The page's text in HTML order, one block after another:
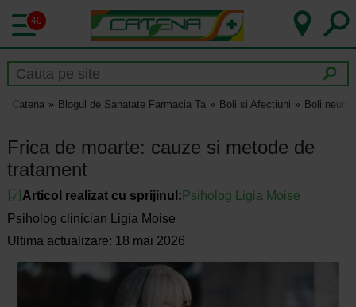
40
Catena Blogul de Sanatate Farmacia Ta Boli si Afectiuni Boli
Frica de moarte: cauze si metode de
tratament
Articol realizat cu sprijinul: Psiholog Ligia Moise
Psiholog clinician Ligia Moise
Ultima actualizare: 18 mai 2026